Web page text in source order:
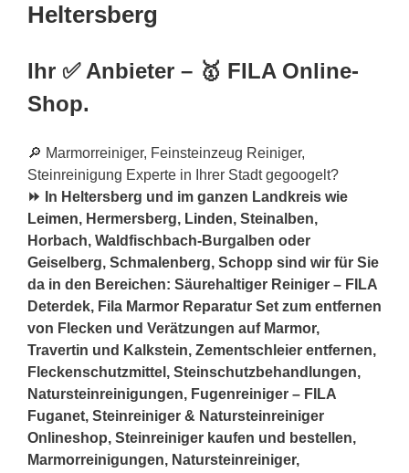
Heltersberg
Ihr ✅ Anbieter – 🥇 FILA Online-
Shop.
🔎 Marmorreiniger, Feinsteinzeug Reiniger,
Steinreinigung Experte in Ihrer Stadt gegoogelt?
⏩ In Heltersberg und im ganzen Landkreis wie
Leimen, Hermersberg, Linden, Steinalben,
Horbach, Waldfischbach-Burgalben oder
Geiselberg, Schmalenberg, Schopp sind wir für Sie
da in den Bereichen: Säurehaltiger Reiniger – FILA
Deterdek, Fila Marmor Reparatur Set zum entfernen
von Flecken und Verätzungen auf Marmor,
Travertin und Kalkstein, Zementschleier entfernen,
Fleckenschutzmittel, Steinschutzbehandlungen,
Natursteinreinigungen, Fugenreiniger – FILA
Fuganet, Steinreiniger & Natursteinreiniger
Onlineshop, Steinreiniger kaufen und bestellen,
Marmorreinigungen, Natursteinreiniger,